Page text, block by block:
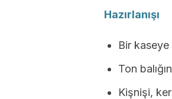
Hazırlanışı
Bir kaseye
Ton
Kişnişi,